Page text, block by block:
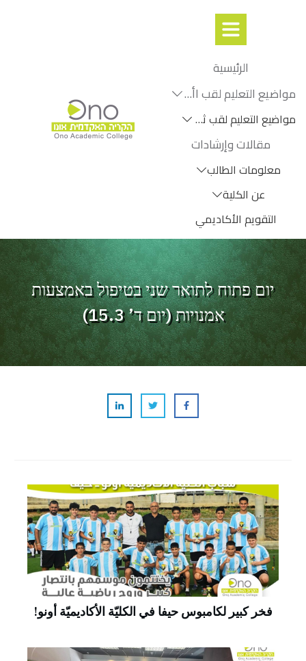
الرئيسية
مواضيع التعليم لقب اأول
مواضيع التعليم لقب ثانٍ
مقالات وإرشادات
معلومات الطالب
عن الكلية
التقويم الأكاديمي
יום פתוח לתואר שני בטיפול באמצעות
אמנויות (יום ד’ 15.3)
فخر كبير لكامبوس حيفا في الكليّة الأكاديميّة أونو!